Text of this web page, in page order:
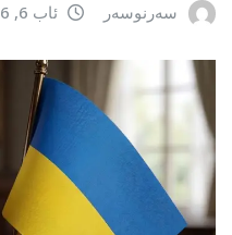
سەرنوسەر ئاب 6, 2026